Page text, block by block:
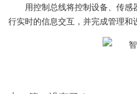
用控制总线将控制设备、传
行实时的信息交互，并完成管理和